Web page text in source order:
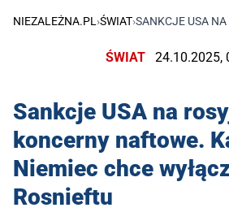
NIEZALEŻNA.PL ›ŚWIAT›SANKCJE USA
ŚWIAT 24.10.2025,
Sankcje USA na
koncerny naftowe.
Niemiec chce
Rosnieftu